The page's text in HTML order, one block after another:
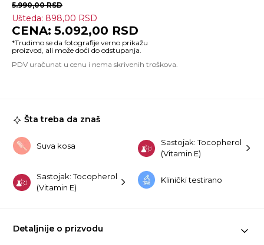
5.990,00RSD
Ušteda: 898,00 RSD
5.092,00 RSD
Šta treba da znaš
Suva kosa
Sastojak: Tocopherol
(Vitamin E)
Sastojak: Tocopherol
(Vitamin E)
Klinički testirano
Detaljnije o prizvodu